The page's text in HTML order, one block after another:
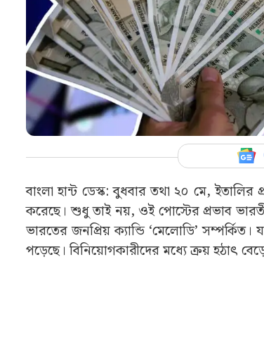
বাংলা হান্ট ডেস্ক: বুধবার তথা ২০ মে,
করেছে। শুধু তাই নয়, ওই পোস্টের প্রভাব
ভারতের জনপ্রিয় ক্যান্ডি ‘মেলোডি’ সম্পর্কিত।
পড়েছে। বিনিয়োগকারীদের মধ্যে ক্রয় হঠাৎ